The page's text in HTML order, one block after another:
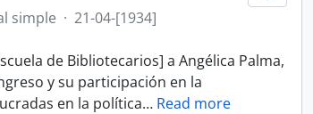
simple · 21-04-[1934]
de Bibliotecarios] a Angélica Palma,
y su participación en la
en la política… Read more